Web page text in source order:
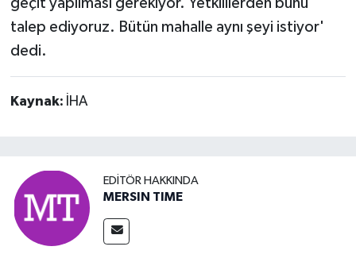
geçit yapılması gerekiyor. Yetkililerden bunu
talep ediyoruz. Bütün mahalle aynı şeyi istiyor'
dedi.
Kaynak: İHA
EDITÖR HAKKINDA
MERSIN TIME